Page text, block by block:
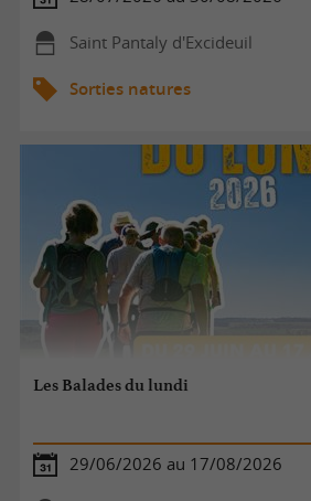
Saint Pantaly d'Excideuil
Sorties natures
Les Balades du lundi
29/06/2026 au 17/08/2026